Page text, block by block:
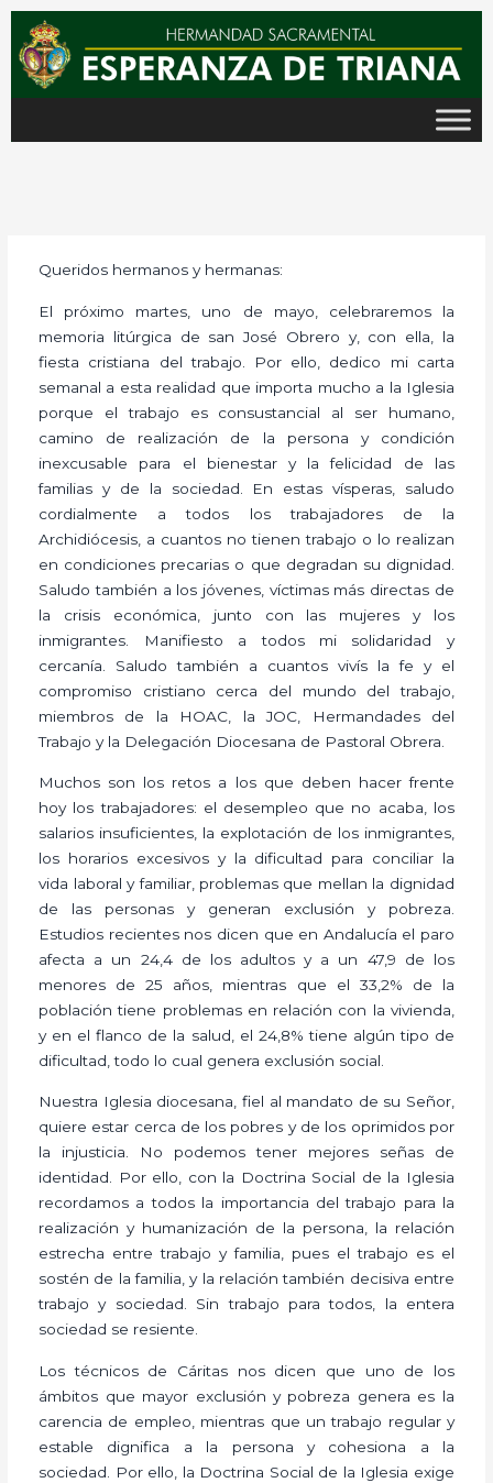
contenido
Queridos hermanos y hermanas:
El próximo martes, uno de mayo, celebraremos la
memoria litúrgica de san José Obrero y, con ella, la
fiesta cristiana del trabajo. Por ello, dedico mi carta
semanal a esta realidad que importa mucho a la Iglesia
porque el trabajo es consustancial al ser humano,
camino de realización de la persona y condición
inexcusable para el bienestar y la felicidad de las
familias y de la sociedad. En estas vísperas, saludo
cordialmente a todos los trabajadores de la
Archidiócesis, a cuantos no tienen trabajo o lo realizan
en condiciones precarias o que degradan su dignidad.
Saludo también a los jóvenes, víctimas más directas de
la crisis económica, junto con las mujeres y los
inmigrantes. Manifiesto a todos mi solidaridad y
cercanía. Saludo también a cuantos vivís la fe y el
compromiso cristiano cerca del mundo del trabajo,
miembros de la HOAC, la JOC, Hermandades del
Trabajo y la Delegación Diocesana de Pastoral Obrera.
Muchos son los retos a los que deben hacer frente
hoy los trabajadores: el desempleo que no acaba, los
salarios insuficientes, la explotación de los inmigrantes,
los horarios excesivos y la dificultad para conciliar la
vida laboral y familiar, problemas que mellan la dignidad
de las personas y generan exclusión y pobreza.
Estudios recientes nos dicen que en Andalucía el paro
afecta a un 24,4 de los adultos y a un 47,9 de los
menores de 25 años, mientras que el 33,2% de la
población tiene problemas en relación con la vivienda,
y en el flanco de la salud, el 24,8% tiene algún tipo de
dificultad, todo lo cual genera exclusión social.
Nuestra Iglesia diocesana, fiel al mandato de su Señor,
quiere estar cerca de los pobres y de los oprimidos por
la injusticia. No podemos tener mejores señas de
identidad. Por ello, con la Doctrina Social de la Iglesia
recordamos a todos la importancia del trabajo para la
realización y humanización de la persona, la relación
estrecha entre trabajo y familia, pues el trabajo es el
sostén de la familia, y la relación también decisiva entre
trabajo y sociedad. Sin trabajo para todos, la entera
sociedad se resiente.
Los técnicos de Cáritas nos dicen que uno de los
ámbitos que mayor exclusión y pobreza genera es la
carencia de empleo, mientras que un trabajo regular y
estable dignifica a la persona y cohesiona a la
sociedad. Por ello, la Doctrina Social de la Iglesia exige